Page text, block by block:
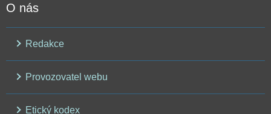
O nás
Redakce
Provozovatel webu
Etický kodex